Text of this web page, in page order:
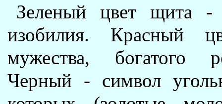
Зеленый цвет щита -
изобилия. Красный
мужества, богатого
Черный - символ